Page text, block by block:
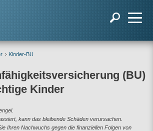
Kinder-BU
(BU)
Kinder
kann das bleibende Schäden verursachen.
Ihren Nachwuchs gegen die finanziellen Folgen von